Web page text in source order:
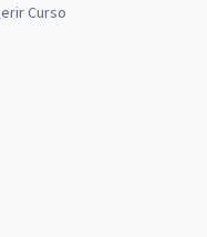
do Amazonas -
Curso